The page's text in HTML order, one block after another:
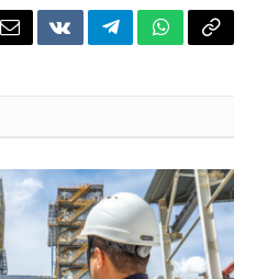
EmailVKontakteTelegramWhatsApp
Copy